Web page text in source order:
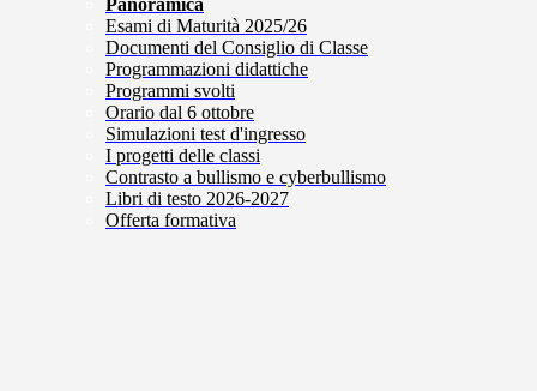
Panoramica
Esami di Maturità 2025/26
Documenti del Consiglio di Classe
Programmazioni didattiche
Programmi svolti
Orario dal 6 ottobre
Simulazioni test d'ingresso
I progetti delle classi
Contrasto a bullismo e cyberbullismo
Libri di testo 2026-2027
Offerta formativa